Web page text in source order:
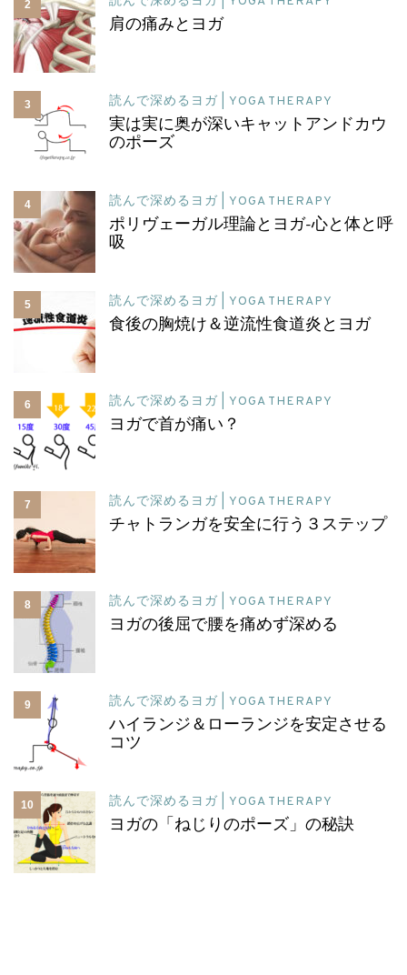
2
肩の痛みとヨガ
3 読んで深めるヨガ | YOGA THERAPY
実は実に奥が深いキャットアンドカウ
のポーズ
4 読んで深めるヨガ | YOGA THERAPY
ポリヴェーガル理論とヨガ-心と体と呼
吸
5 読んで深めるヨガ | YOGA THERAPY
食後の胸焼け＆逆流性食道炎とヨガ
6 読んで深めるヨガ | YOGA THERAPY
ヨガで首が痛い？
7 読んで深めるヨガ | YOGA THERAPY
チャトランガを安全に行う３ステップ
8 読んで深めるヨガ | YOGA THERAPY
ヨガの後屈で腰を痛めず深める
9 読んで深めるヨガ | YOGA THERAPY
ハイランジ＆ローランジを安定させる
コツ
10 読んで深めるヨガ | YOGA THERAPY
ヨガの「ねじりのポーズ」の秘訣